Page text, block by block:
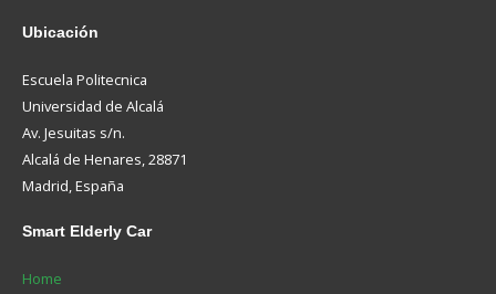
Ubicación
Escuela Politecnica
Universidad de Alcalá
Av. Jesuitas s/n.
Alcalá de Henares, 28871
Madrid, España
Smart Elderly Car
Home